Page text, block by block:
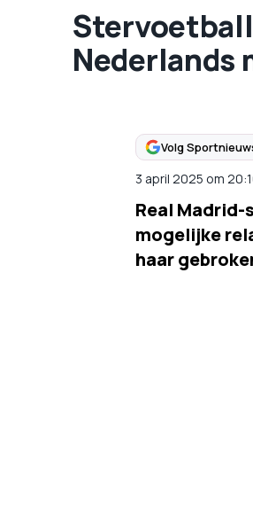
Nederlands
Volg
3 april 2025 om
Real Madrid-
mogelijke
haar